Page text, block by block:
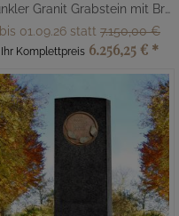
Dunkler Granit Grabstein mit Bronze Grabkreuz
bis 01.09.26 statt 7.150,00 €
Ihr Komplettpreis 6.256,25 € *